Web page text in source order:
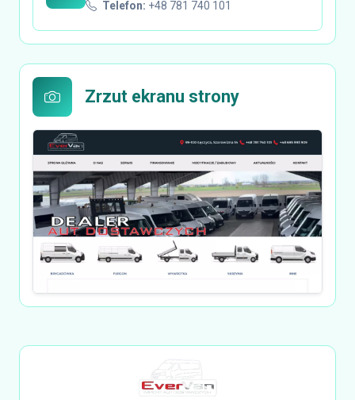
Telefon: +48 781 740 101
Zrzut ekranu strony